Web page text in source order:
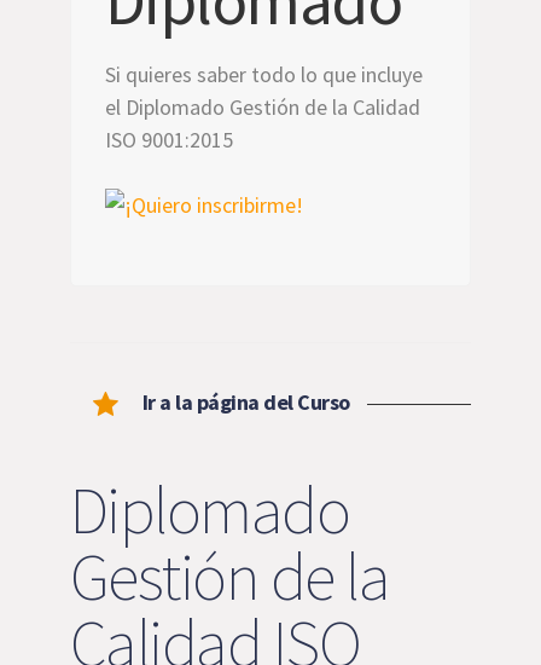
Si quieres saber todo lo que incluye
el Diplomado Gestión de la Calidad
ISO 9001:2015
Ir a la página del Curso
Diplomado
Gestión de la
Calidad ISO